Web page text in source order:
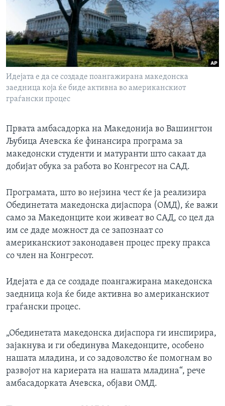
ИНТЕРВЈУА
Јазици
Идејата е да се создаде поангажирана македонска
заедница која ќе биде активна во американскиот
граѓански процес
Првата амбасадорка на Македонија во Вашингтон
Љубица Ачевска ќе финансира програма за
македонски студенти и матуранти што сакаат да
добијат обука за работа во Конгресот на САД.
Програмата, што во нејзина чест ќе ја реализира
Обединетата македонска дијаспора (ОМД), ќе важи
само за Македонците кои живеат во САД, со цел да
им се даде можност да се запознаат со
американскиот законодавен процес преку пракса
со член на Конгресот.
Идејата е да се создаде поангажирана македонска
заедница која ќе биде активна во американскиот
граѓански процес.
„Обединетата македонска дијаспора ги инспирира,
зајакнува и ги обединува Македонците, особено
нашата младина, и со задоволство ќе помогнам во
развојот на кариерата на нашата младина“, рече
амбасадорката Ачевска, објави ОМД.